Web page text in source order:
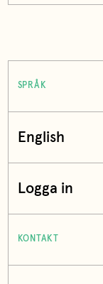
SPRÅK
English
Logga in
KONTAKT